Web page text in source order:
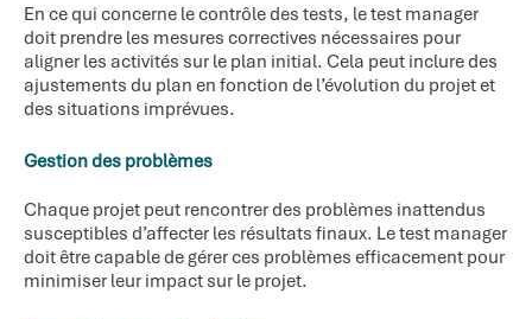
En ce qui concerne le contrôle des tests, le test manager
doit prendre les mesures correctives nécessaires pour
aligner les activités sur le plan initial. Cela peut inclure des
ajustements du plan en fonction de l’évolution du projet et
des situations imprévues.
Gestion des problèmes
Chaque projet peut rencontrer des problèmes inattendus
susceptibles d’affecter les résultats finaux. Le test manager
doit être capable de gérer ces problèmes efficacement pour
minimiser leur impact sur le projet.